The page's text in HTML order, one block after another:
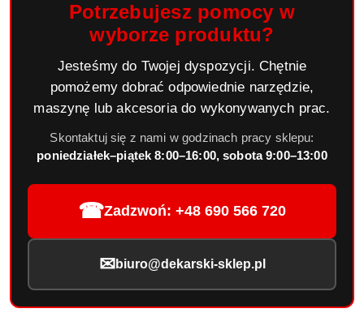
Potrzebujesz pomocy w
wyborze produktu?
Jesteśmy do Twojej dyspozycji. Chętnie
pomożemy dobrać odpowiednie narzędzie,
maszynę lub akcesoria do wykonywanych prac.
Skontaktuj się z nami w godzinach pracy sklepu:
poniedziałek–piątek 8:00–16:00, sobota 9:00–13:00
☎Zadzwoń: +48 690 566 720
✉ biuro@dekarski-sklep.pl